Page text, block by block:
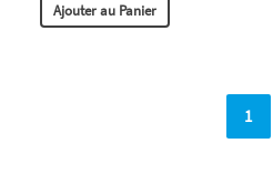
Ajouter au Panier
1